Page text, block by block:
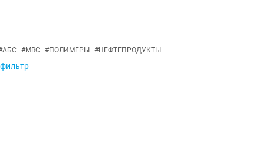
АБС #MRC #ПОЛИМЕРЫ #НЕФТЕПРОДУКТЫ